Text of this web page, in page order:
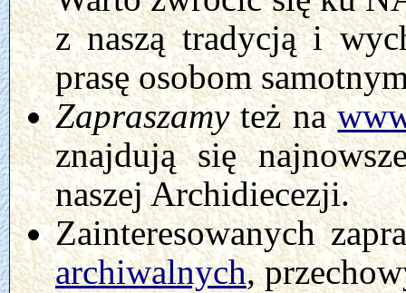
z naszą tradycją i
prasę osobom
Zapraszamyteż na
znajdują się
naszej Archidiecezji.
Zainteresowanych
archiwalnych,